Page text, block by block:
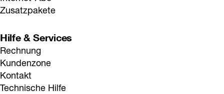
Zusatzpakete
Hilfe & Services
Rechnung
Kundenzone
Kontakt
Technische Hilfe